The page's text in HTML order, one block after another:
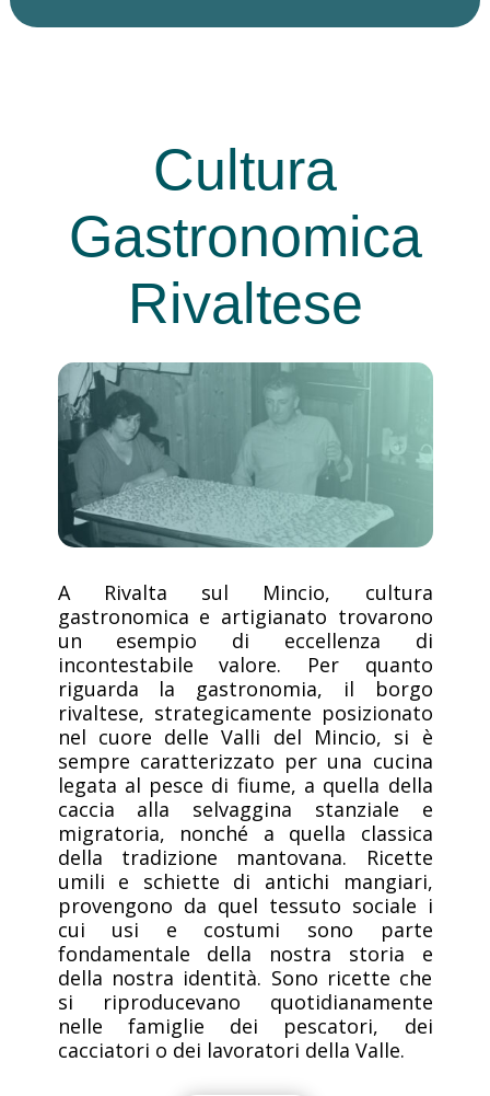
Cultura
Gastronomica
Rivaltese
A Rivalta sul Mincio, cultura
gastronomica e artigianato trovarono
un esempio di eccellenza di
incontestabile valore. Per quanto
riguarda la gastronomia, il borgo
rivaltese, strategicamente posizionato
nel cuore delle Valli del Mincio, si è
sempre caratterizzato per una cucina
legata al pesce di fiume, a quella della
caccia alla selvaggina stanziale e
migratoria, nonché a quella classica
della tradizione mantovana. Ricette
umili e schiette di antichi mangiari,
provengono da quel tessuto sociale i
cui usi e costumi sono parte
fondamentale della nostra storia e
della nostra identità. Sono ricette che
si riproducevano quotidianamente
nelle famiglie dei pescatori, dei
cacciatori o dei lavoratori della Valle.